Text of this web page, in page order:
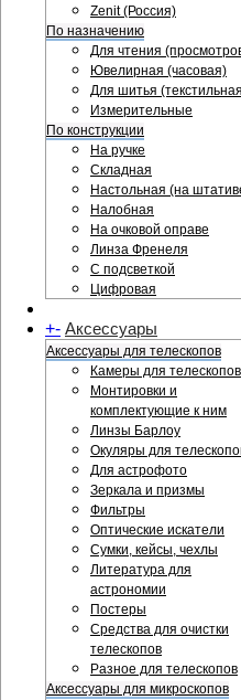
Zenit (Россия)
По назначению
Для чтения
Ювелирная (часовая)
Для шитья
Измерительные
По конструкции
На ручке
Складная
Настольная (на
Налобная
На очковой оправе
Линза Френеля
С подсветкой
Цифровая
+- Аксессуары
Аксессуары для телескопов
Камеры для телескопов
Монтировки и
комплектующие к ним
Линзы Барлоу
Окуляры для
Для астрофото
Зеркала и призмы
Фильтры
Оптические искатели
Сумки, кейсы, чехлы
Литература для
астрономии
Постеры
Средства для очистки
телескопов
Разное для телескопов
Аксессуары для микроскопов